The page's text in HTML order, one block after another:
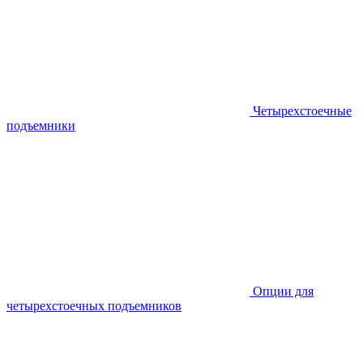
Четырехстоечные
подъемники
Опции для
четырехстоечных подъемников